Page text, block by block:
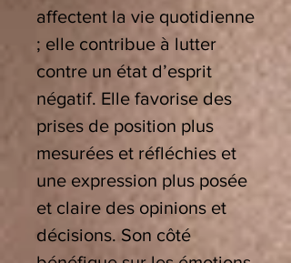
affectent la vie quotidienne
; elle contribue à lutter
contre un état d’esprit
négatif. Elle favorise des
prises de position plus
mesurées et réfléchies et
une expression plus posée
et claire des opinions et
décisions. Son côté